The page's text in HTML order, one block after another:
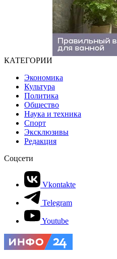
КАТЕГОРИИ
Экономика
Культура
Политика
Общество
Наука и техника
Спорт
Эксклюзивы
Редакция
Соцсети
Vkontakte
Telegram
Youtube